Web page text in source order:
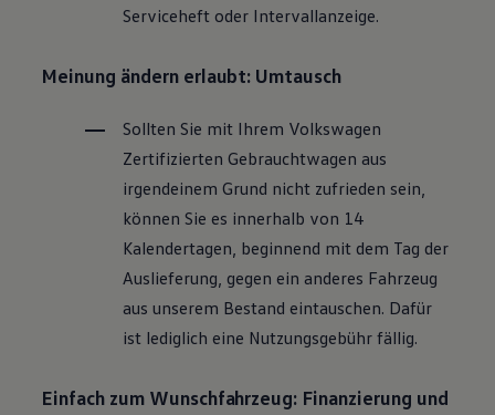
Magazin
Familie
Volkswagen R
Pannen- und Unfallhilfe
Volkswagen Kundenbetreuung
Serviceheft oder Intervallanzeige.
Meinung ändern erlaubt: Umtausch
Sollten Sie mit Ihrem Volkswagen
Zertifizierten Gebrauchtwagen aus
irgendeinem Grund nicht zufrieden sein,
können Sie es innerhalb von 14
Kalendertagen, beginnend mit dem Tag der
Auslieferung, gegen ein anderes Fahrzeug
aus unserem Bestand eintauschen. Dafür
ist lediglich eine Nutzungsgebühr fällig.
Einfach zum Wunschfahrzeug: Finanzierung und